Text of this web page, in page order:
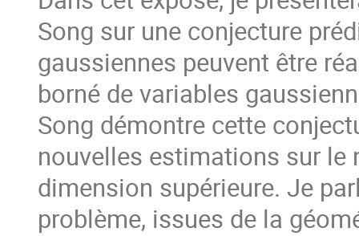
Song sur une conjecture
gaussiennes peuvent être
borné de variables
Song démontre cette
nouvelles estimations sur le
dimension supérieure. Je
problème, issues de la